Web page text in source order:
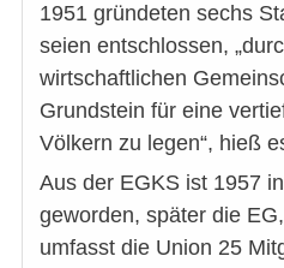
1951 gründeten sechs
seien entschlossen,
wirtschaftlichen
Grundstein für eine
Völkern zu legen“, hieß
Aus der EGKS ist 1957
geworden, später die
umfasst die Union 25